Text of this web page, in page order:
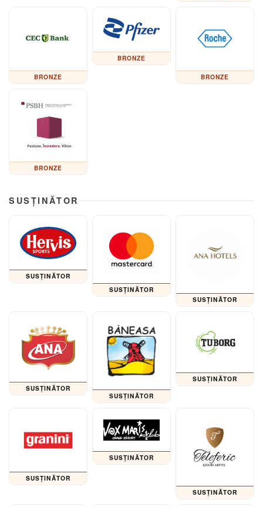
BRONZE
BRONZE
BRONZE
BRONZE
SUSȚINĂTOR
SUSȚINĂTOR
SUSȚINĂTOR
SUSȚINĂTOR
SUSȚINĂTOR
SUSȚINĂTOR
SUSȚINĂTOR
SUSȚINĂTOR
SUSȚINĂTOR
SUSȚINĂTOR